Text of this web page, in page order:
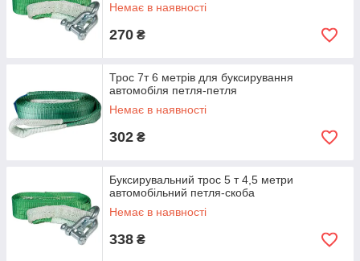
Немає в наявності
270 ₴
Трос 7т 6 метрів для буксирування
автомобіля петля-петля
Немає в наявності
302 ₴
Буксирувальний трос 5 т 4,5 метри
автомобільний петля-скоба
Немає в наявності
338 ₴